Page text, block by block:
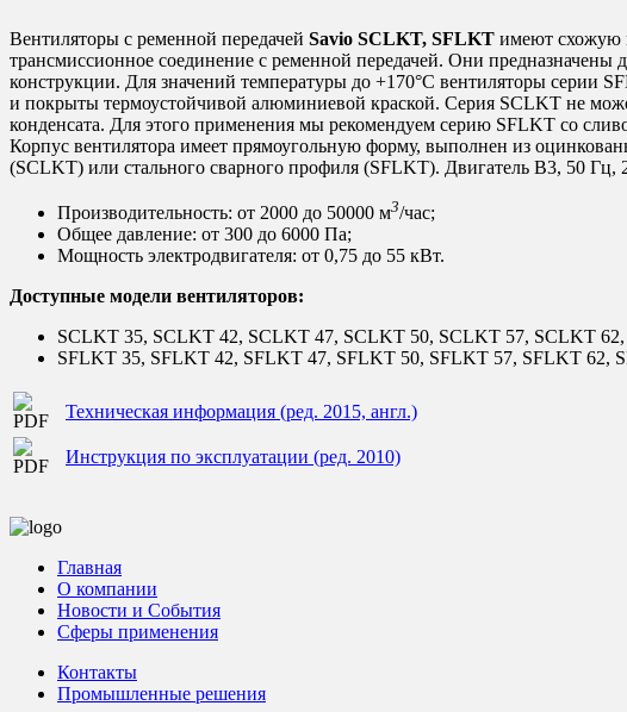
Вентиляторы с ременной передачей Savio SCLKT, SFLKT имеют схожую
трансмиссионное соединение с ременной передачей. Они
конструкции. Для значений температуры до +170°C вентиляторы серии
и покрыты термоустойчивой алюминиевой краской. Серия SCLKT не
конденсата. Для этого применения мы рекомендуем серию SFLKT со
Корпус вентилятора имеет прямоугольную форму, выполнен из
(SCLKT) или стального сварного профиля (SFLKT). Двигатель B3, 50
Производительность: от 2000 до 50000 м3/час;
Общее давление: от 300 до 6000 Па;
Мощность электродвигателя: от 0,75 до 55 кВт.
Доступные модели вентиляторов:
SCLKT 35, SCLKT 42, SCLKT 47, SCLKT 50, SCLKT 57, SCLKT
SFLKT 35, SFLKT 42, SFLKT 47, SFLKT 50, SFLKT 57, SFLKT 62,
Техническая информация (ред. 2015, англ.)
Инструкция по эксплуатации (ред. 2010)
Главная
О компании
Новости и События
Сферы применения
Контакты
Промышленные решения